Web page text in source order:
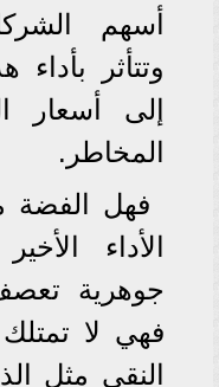
أسهم
وتتأثر
إلى أسعار
المخاطر.
فهل الفضة
الأداء
جوهرية
فهي لا
النقي مثل